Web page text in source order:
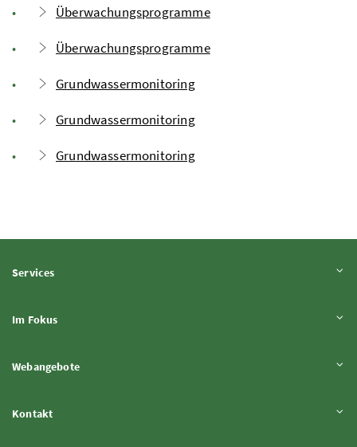
Überwachungsprogramme
Überwachungsprogramme
Grundwassermonitoring
Grundwassermonitoring
Grundwassermonitoring
ServicesInhalt aufklappen
Im FokusInhalt aufklappen
WebangeboteInhalt aufklappen
KontaktInhalt aufklappen